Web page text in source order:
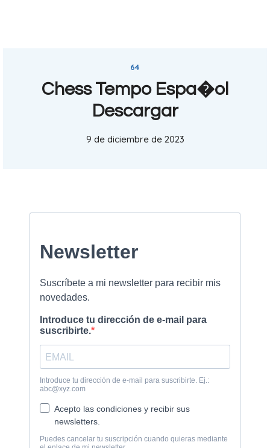
64
Chess Tempo Espa�ol
Descargar
9 de diciembre de 2023